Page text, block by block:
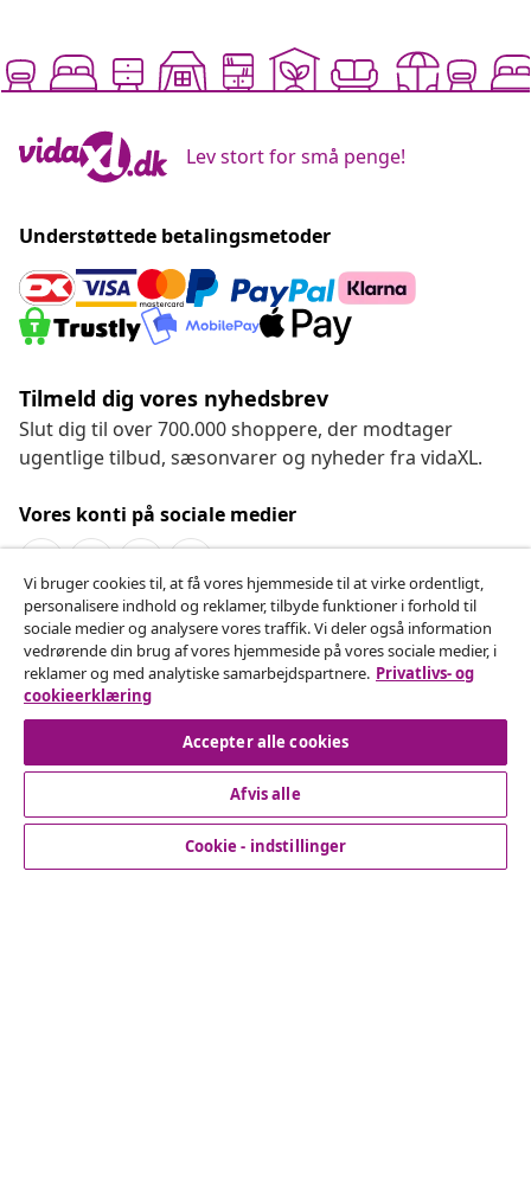
Lev stort for små penge!
Understøttede betalingsmetoder
Tilmeld dig vores nyhedsbrev
Slut dig til over 700.000 shoppere, der modtager
ugentlige tilbud, sæsonvarer og nyheder fra vidaXL.
Vores konti på sociale medier
Fortryd køb
Indsend en anmodning om at fortryde din ordre.
Fortryd køb
Kundeservice
Vi bruger cookies til, at få vores hjemmeside til at virke ordentligt,
personalisere indhold og reklamer, tilbyde funktioner i forhold til
sociale medier og analysere vores traffik. Vi deler også information
vedrørende din brug af vores hjemmeside på vores sociale medier, i
reklamer og med analytiske samarbejdspartnere. Privatlivs- og
cookieerklæring
Accepter alle cookies
Afvis alle
Cookie - indstillinger